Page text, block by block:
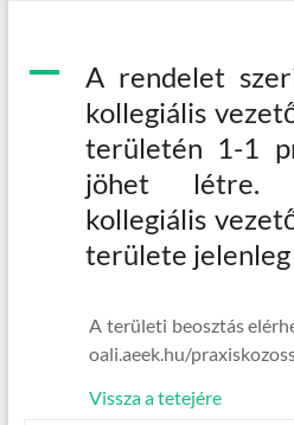
A
A rendelet
kollegiális
területén 1-1
jöhet létre.
kollegiális
területe jelenleg
A területi beosztás
oali.aeek.hu/
Vissza a tetejére